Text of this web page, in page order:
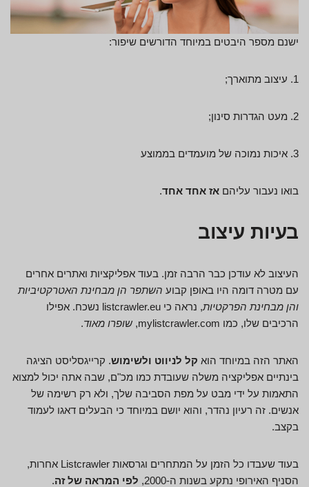
ישנם מספר היבטים במיוחד הדורשים שיפור:
1. עיצוב מתוארך;
2. מעט הגדרות סינון;
3. איכות נמוכה של מועמדים בממוצע
בואו נעבור עליהם אז אחד אחד.
בעיות עיצוב
העיצוב לא עודכן כבר הרבה זמן. בעוד אפליקציות ואתרים אחרים
עם מטרה דומה היו באופן קבוע השתפר הן מבחינת האטרקטיביות
והן מבחינת הפרקטיות
, נראה כי listcrawler.eu נשכח. אפילו
הרכיבים שלו, כמו mylistcrawler.com,
שופרו מאוד.
האתר הזה במיוחד הוא קל לניווט ולשימוש. קרייגסליסט הציגה
בינתיים אפליקציה משלה שעובדת כמו מכ"ם, שבה אתה יכול למצוא
התאמות על ידי מבט על מפת הסביבה שלך, ולא רק רשימה של
אנשים. זה רעיון נהדר, והוא יושם במיוחד כי הבעלים דאגו לעמוד
בקצב.
בעוד שעבדו כל הזמן על המתחרים וגרסאות Listcrawler אחרות,
הסניף האירופי נתקע בשנות ה-2000,
לפי המראה של זה.